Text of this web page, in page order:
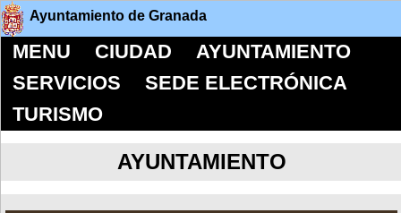
Ayuntamiento de Granada
MENU CIUDAD
AYUNTAMIENTO
SERVICIOS
SEDE ELECTRÓNICA
TURISMO
AYUNTAMIENTO